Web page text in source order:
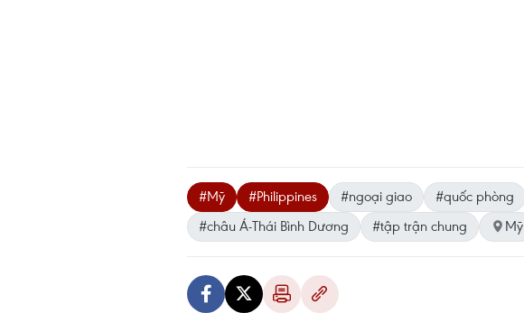
#Mỹ #Philippines #ngoại giao #quốc phòng
#châu Á-Thái Bình Dương
#tập trận chung Mỹ